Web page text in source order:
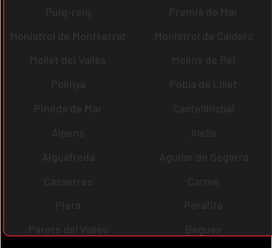
Puig-reig
Premià de Mar
Monistrol de Montserrat
Monistrol de Calders
Mollet del Vallès
Molins de Rei
Polinyà
Pobla de Lillet
Pineda de Mar
Castellbisbal
Alpens
Alella
Aiguafreda
Aguilar de Segarra
Casserres
Carme
Piera
Perafita
Parets del Vallès
Begues